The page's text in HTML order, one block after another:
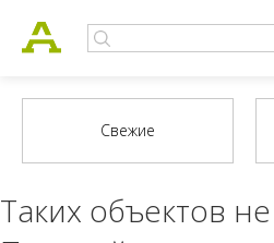
Таких объектов